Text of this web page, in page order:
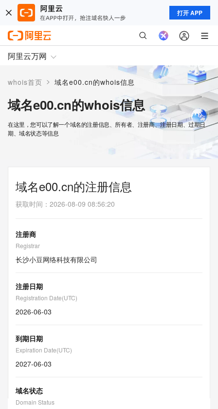
打开 APP
阿里云万网
whois首页 > 域名e00.cn的whois信息
域名e00.cn的whois信息
在这里，您可以了解一个域名的注册信息、所有者、注册商、注册日期、过期日
期、域名状态等信息
域名e00.cn的注册信息
获取时间 ： 2026-08-09 08:56:20
注册商
Registrar
长沙小豆网络科技有限公司
注册日期
Registration Date(UTC)
2026-06-03
到期日期
Expiration Date(UTC)
2027-06-03
域名状态
Domain Status